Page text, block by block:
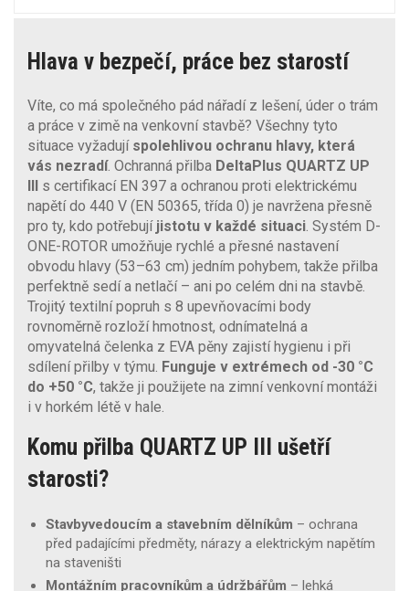
Hlava v bezpečí, práce bez starostí
Víte, co má společného pád nářadí z lešení, úder o trám
a práce v zimě na venkovní stavbě? Všechny tyto
situace vyžadují spolehlivou ochranu hlavy, která
vás nezradí. Ochranná přilba DeltaPlus QUARTZ UP
III s certifikací EN 397 a ochranou proti elektrickému
napětí do 440 V (EN 50365, třída 0) je navržena přesně
pro ty, kdo potřebují jistotu v každé situaci . Systém D-
ONE-ROTOR umožňuje rychlé a přesné nastavení
obvodu hlavy (53–63 cm) jedním pohybem, takže přilba
perfektně sedí a netlačí – ani po celém dni na stavbě.
Trojitý textilní popruh s 8 upevňovacími body
rovnoměrně rozloží hmotnost, odnímatelná a
omyvatelná čelenka z EVA pěny zajistí hygienu i při
sdílení přilby v týmu. Funguje v extrémech od -30 °C
do +50 °C, takže ji použijete na zimní venkovní montáži
i v horkém létě v hale.
Komu přilba QUARTZ UP III ušetří
starosti?
Stavbyvedoucím a stavebním dělníkům – ochrana
před padajícími předměty, nárazy a elektrickým napětím
na staveništi
Montážním pracovníkům a údržbářům – lehká